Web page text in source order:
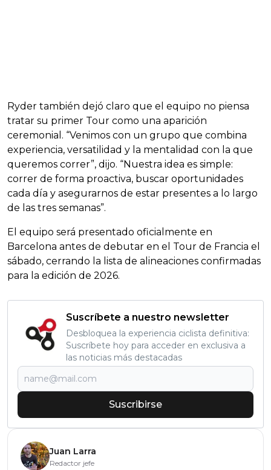
Ryder también dejó claro que el equipo no piensa
tratar su primer Tour como una aparición
ceremonial. “Venimos con un grupo que combina
experiencia, versatilidad y la mentalidad con la que
queremos correr”, dijo. “Nuestra idea es simple:
correr de forma proactiva, buscar oportunidades
cada día y asegurarnos de estar presentes a lo largo
de las tres semanas”.
El equipo será presentado oficialmente en
Barcelona antes de debutar en el Tour de Francia el
sábado, cerrando la lista de alineaciones confirmadas
para la edición de 2026.
Suscríbete a nuestro newsletter
Desbloquea la experiencia ciclista definitiva:
Suscríbete hoy para acceder en exclusiva a
las noticias más destacadas
Suscribirse
Juan Larra
Redactor jefe